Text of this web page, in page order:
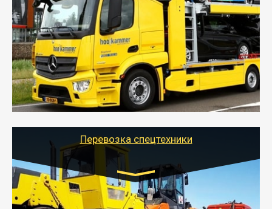
- Перевозка автовозом от Тайгер Логистик – это
быстрый и безопасный способ доставить несколько
легковых автомобилей за одну поездку в другой
город.
- Наша транспортная компания организует доставку
машин автовозом, подобрав оптимальный маршрут с
учетом всех особенности по пути следования.
Перевозка спецтехники
Цена за км. Рассчитывается